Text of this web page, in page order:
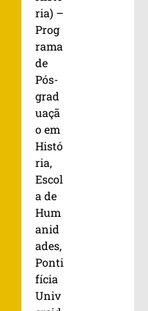
ria) –
Prog
rama
de
Pós-
grad
uaçã
o em
Histó
ria,
Escol
a de
Hum
anid
ades,
Ponti
fícia
Univ